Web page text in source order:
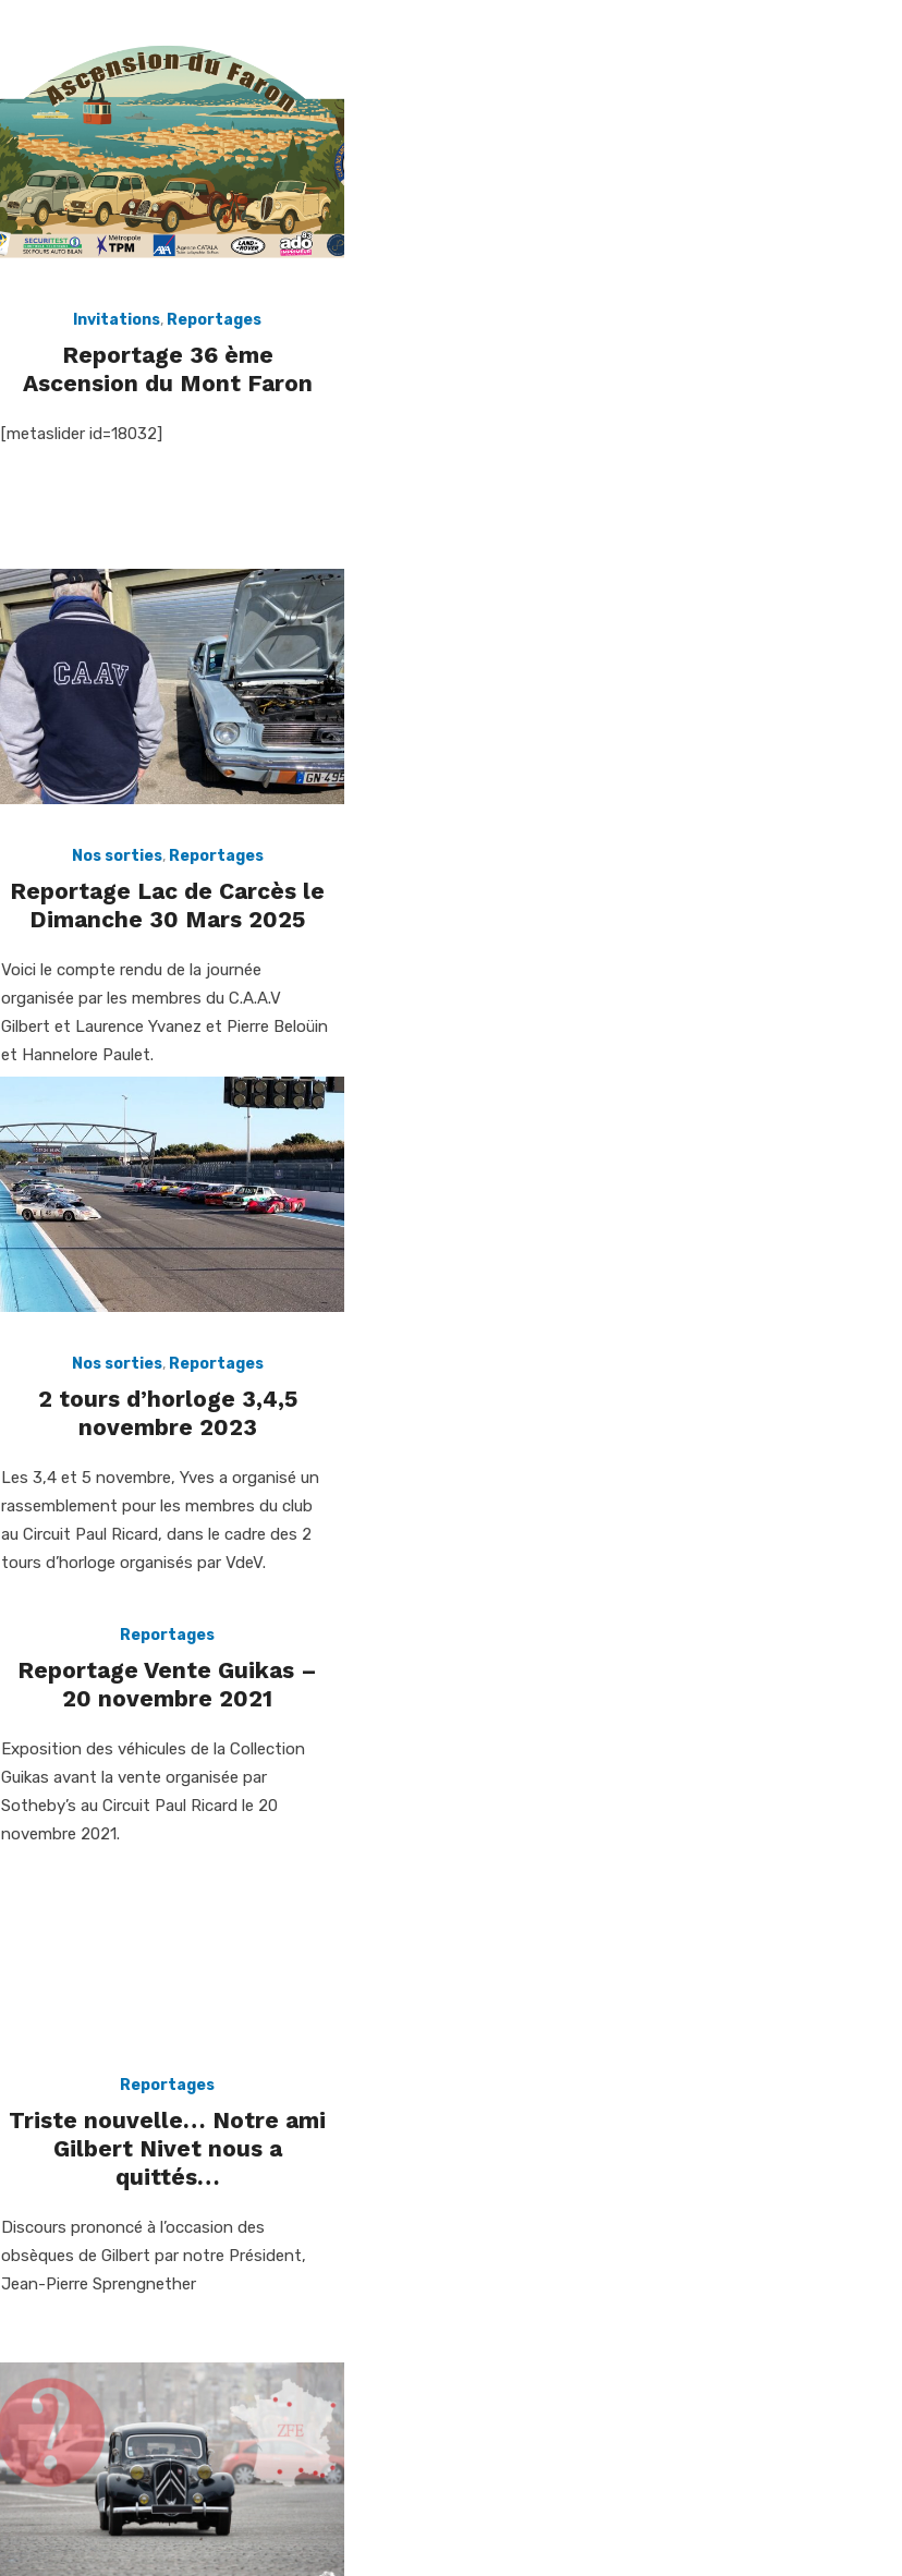
Invitations, Reportages
Reportage 36 ème
Ascension du Mont Faron
[metaslider id=18032]
Nos sorties, Reportages
Reportage Lac de Carcès le
Dimanche 30 Mars 2025
Voici le compte rendu de la journée
organisée par les membres du C.A.A.V
Gilbert et Laurence Yvanez et Pierre Beloüin
et Hannelore Paulet.
Nos sorties, Reportages
2 tours d’horloge 3,4,5
novembre 2023
Les 3,4 et 5 novembre, Yves a organisé un
rassemblement pour les membres du club
au Circuit Paul Ricard, dans le cadre des 2
tours d’horloge organisés par VdeV.
Reportages
Reportage Vente Guikas –
20 novembre 2021
Exposition des véhicules de la Collection
Guikas avant la vente organisée par
Sotheby’s au Circuit Paul Ricard le 20
novembre 2021.
Reportages
Triste nouvelle… Notre ami
Gilbert Nivet nous a
quittés…
Discours prononcé à l’occasion des
obsèques de Gilbert par notre Président,
Jean-Pierre Sprengnether